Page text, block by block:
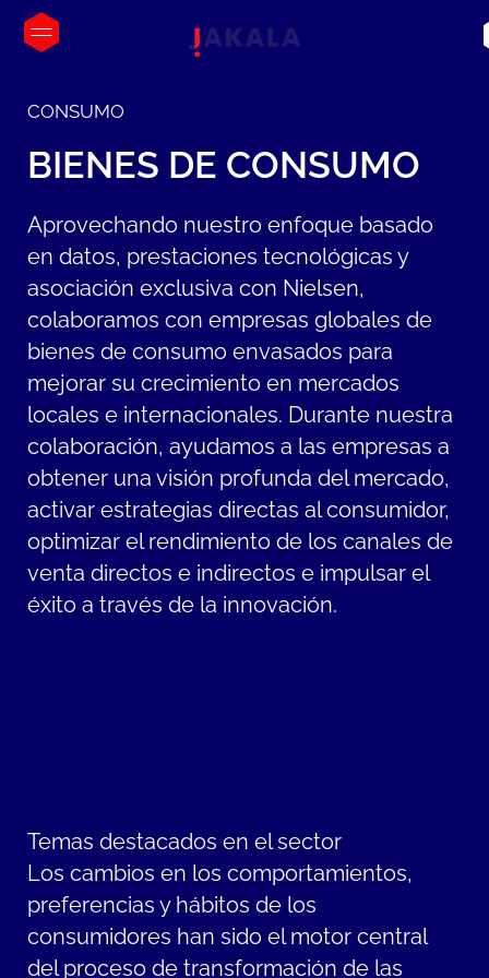
CONSUMO
BIENES DE CONSUMO
Aprovechando nuestro enfoque basado
en datos, prestaciones tecnológicas y
asociación exclusiva con Nielsen,
colaboramos con empresas globales de
bienes de consumo envasados para
mejorar su crecimiento en mercados
locales e internacionales. Durante nuestra
colaboración, ayudamos a las empresas a
obtener una visión profunda del mercado,
activar estrategias directas al consumidor,
optimizar el rendimiento de los canales de
venta directos e indirectos e impulsar el
éxito a través de la innovación.
Temas destacados en el sector
Los cambios en los comportamientos,
preferencias y hábitos de los
consumidores han sido el motor central
del proceso de transformación de las